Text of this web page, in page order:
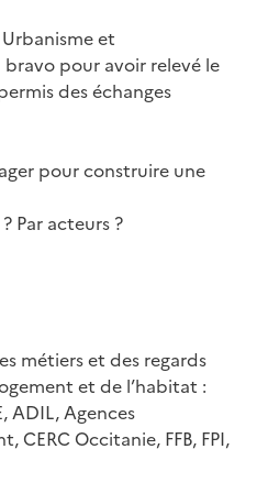
et
pour avoir relevé le
des échanges
pour construire une
Par acteurs ?
métiers et des regards
et de l’habitat :
ADIL, Agences
Occitanie, FFB, FPI,